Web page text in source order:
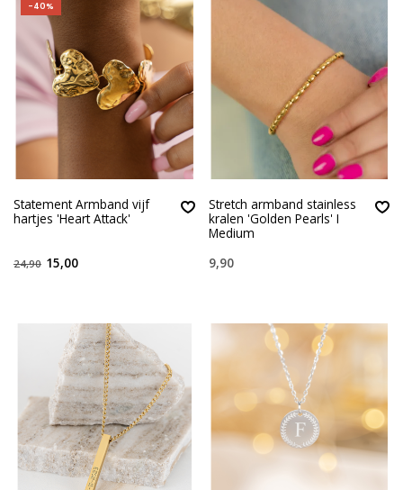
-40%
Statement Armband vijf
hartjes 'Heart Attack'
24,90 15,00
Stretch armband stainless
kralen 'Golden Pearls' I
Medium
9,90